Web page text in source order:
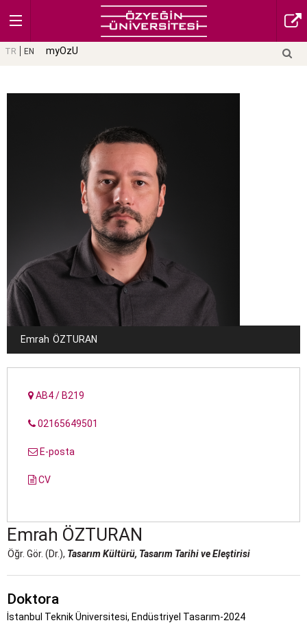
TR EN myOzU
Emrah ÖZTURAN
AB4 / B219
02165649501
E-posta
CV
Emrah ÖZTURAN
Öğr. Gör. (Dr.), Tasarım Kültürü, Tasarım Tarihi ve Eleştirisi
Doktora
İstanbul Teknik Üniversitesi, Endüstriyel Tasarım-2024